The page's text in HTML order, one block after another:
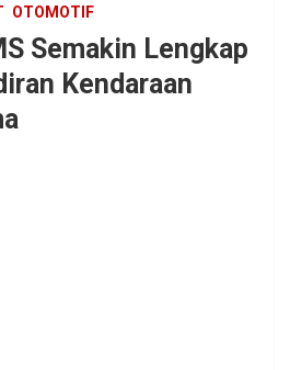
OTOMOTIF
Semakin Lengkap
Kendaraan